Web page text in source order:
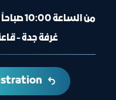
من الساعة 10:00 صباحاً حتى الساعة 12:00 مساءً
غرفة جدة -